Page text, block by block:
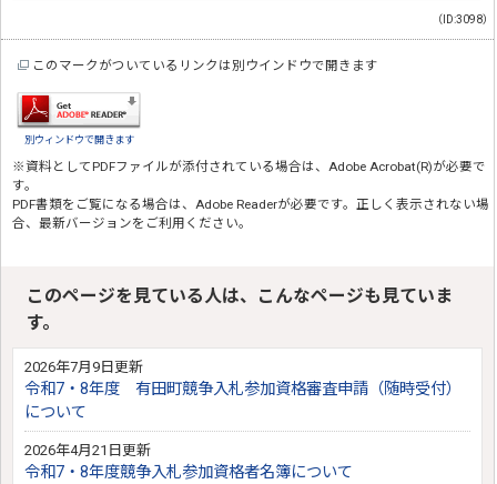
（ID:3098）
このマークがついているリンクは別ウインドウで開きます
別ウィンドウで開きます
※資料としてPDFファイルが添付されている場合は、 Adobe Acrobat(R)が必要で
す。
PDF書類をご覧になる場合は、 Adobe Readerが必要です。正しく表示されない場
合、最新バージョンをご利用ください。
このページを見ている人は、こんなページも見ていま
す。
2026年7月9日更新
令和7・8年度 有田町競争入札参加資格審査申請（随時受付）
について
2026年4月21日更新
令和7・8年度競争入札参加資格者名簿について